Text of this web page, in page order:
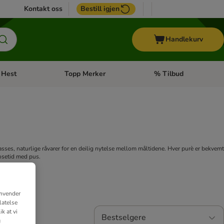
Kontakt oss Bestill igjen
Handlekurv
kategorimeny: + Veterinærfôr
Hest Åpne kategorimeny: Hest
Topp Merker Åpne kategorimeny:
% Tilbud
naturlige råvarer for en deilig nytelse mellom måltidene. Hver purè er bekvemt
med pus.
Bestselgere
at vi